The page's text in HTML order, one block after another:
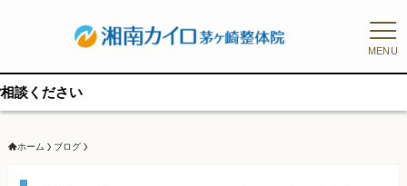
MENU
ホーム ブログ